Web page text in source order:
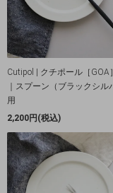
Cutipol | クチポール［GOA
｜スプーン（ブラックシル
用
2,200円(税込)